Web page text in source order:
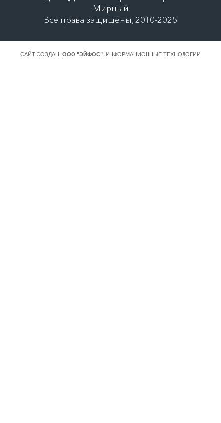
Мирный
Все права защищены, 2010-2025
САЙТ СОЗДАН: ООО "ЭЙФОС" . ИНФОРМАЦИОННЫЕ ТЕХНОЛОГИИ